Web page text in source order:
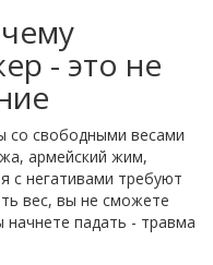
- это не
со свободными весами
армейский жим,
с негативами требуют
вес, вы не сможете
начнете падать - травма